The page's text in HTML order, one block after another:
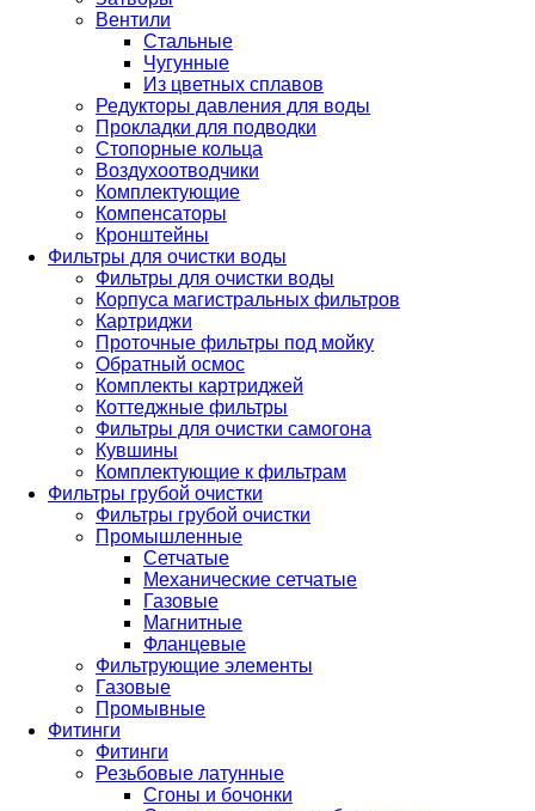
Вентили
Стальные
Чугунные
Из цветных сплавов
Редукторы давления для воды
Прокладки для подводки
Стопорные кольца
Воздухоотводчики
Комплектующие
Компенсаторы
Кронштейны
Фильтры для очистки воды
Фильтры для очистки воды
Корпуса магистральных фильтров
Картриджи
Проточные фильтры под мойку
Обратный осмос
Комплекты картриджей
Коттеджные фильтры
Фильтры для очистки самогона
Кувшины
Комплектующие к фильтрам
Фильтры грубой очистки
Фильтры грубой очистки
Промышленные
Сетчатые
Механические сетчатые
Газовые
Магнитные
Фланцевые
Фильтрующие элементы
Газовые
Промывные
Фитинги
Фитинги
Резьбовые латунные
Сгоны и бочонки